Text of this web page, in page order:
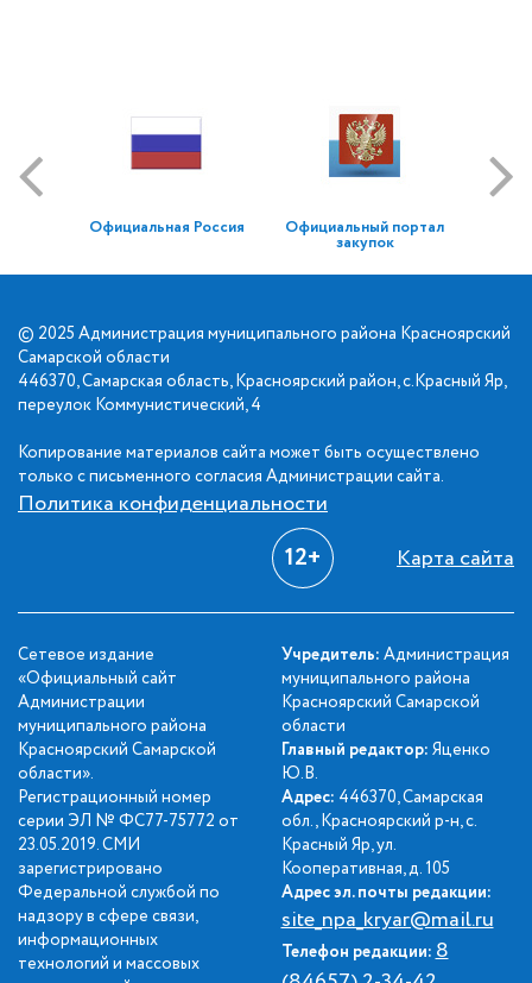
Официальная Россия Официальный портал
закупок
© 2025 Администрация муниципального района Красноярский
Самарской области
446370, Самарская область, Красноярский район, с.Красный Яр,
переулок Коммунистический, 4
Копирование материалов сайта может быть осуществлено
только с письменного согласия Администрации сайта.
Политика конфиденциальности
12+ Карта сайта
Сетевое издание
«Официальный сайт
Администрации
муниципального района
Красноярский Самарской
области».
Регистрационный номер
серии ЭЛ № ФС77-75772 от
23.05.2019. СМИ
зарегистрировано
Федеральной службой по
надзору в сфере связи,
информационных
технологий и массовых
Учредитель: Администрация
муниципального района
Красноярский Самарской
области
Главный редактор: Яценко
Ю.В.
Адрес: 446370, Самарская
обл., Красноярский р-н, с.
Красный Яр, ул.
Кооперативная, д. 105
Адрес эл. почты редакции:
site_npa_kryar@mail.ru
Телефон редакции:8